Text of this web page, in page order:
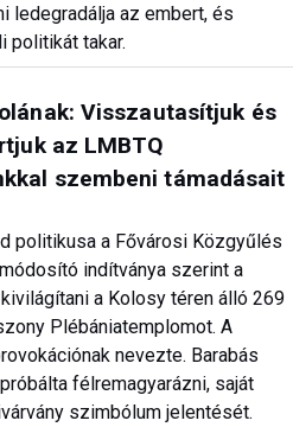
ledegradálja az embert, és
politikát takar.
Visszautasítjuk és
az LMBTQ
szembeni támadásait
politikusa a Fővárosi Közgyűlés
indítványa szerint a
a Kolosy téren álló 269
Plébániatemplomot. A
nevezte. Barabás
félremagyarázni, saját
szimbólum jelentését.